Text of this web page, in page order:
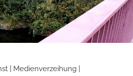
| Medienverzeihung |